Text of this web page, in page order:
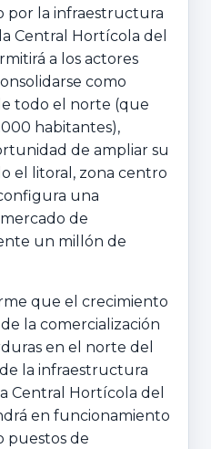
por la infraestructura
Central Hortícola del
a los actores
como
todo el norte (que
habitantes),
de ampliar su
el litoral, zona centro
una
de
un millón de
que el crecimiento
la comercialización
en el norte del
la infraestructura
Central Hortícola del
en funcionamiento
puestos de